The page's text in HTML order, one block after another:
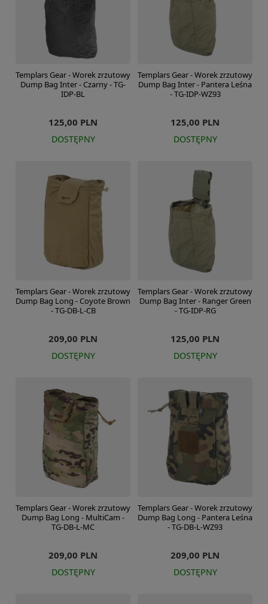
Templars Gear - Worek zrzutowy
Dump Bag Inter - Czarny - TG-
IDP-BL
125,00 PLN
DOSTĘPNY
Templars Gear - Worek zrzutowy
Dump Bag Inter - Pantera Leśna
- TG-IDP-WZ93
125,00 PLN
DOSTĘPNY
Templars Gear - Worek zrzutowy
Dump Bag Long - Coyote Brown
- TG-DB-L-CB
209,00 PLN
DOSTĘPNY
Templars Gear - Worek zrzutowy
Dump Bag Inter - Ranger Green
- TG-IDP-RG
125,00 PLN
DOSTĘPNY
Templars Gear - Worek zrzutowy
Dump Bag Long - MultiCam -
TG-DB-L-MC
209,00 PLN
DOSTĘPNY
Templars Gear - Worek zrzutowy
Dump Bag Long - Pantera Leśna
- TG-DB-L-WZ93
209,00 PLN
DOSTĘPNY